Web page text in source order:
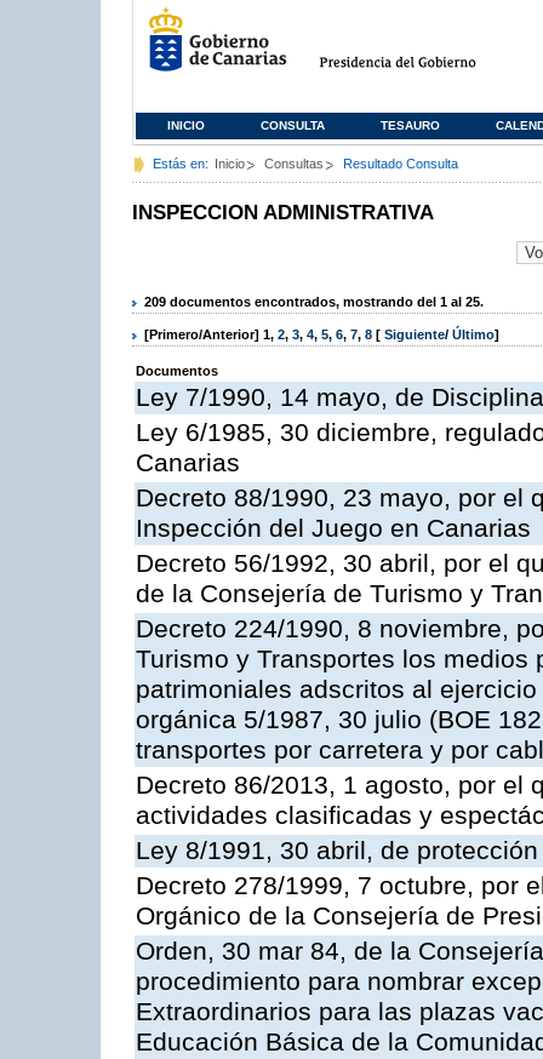
INICIO CONSULTA TESAURO
Estás en: Inicio Consultas Resultado Consulta
INSPECCION ADMINISTRATIVA
209 documentos encontrados, mostrando del 1 al 25.
[Primero/Anterior] 1, 2, 3, 4, 5, 6, 7, 8 [ Siguiente/ Último]
Documentos
Ley 7/1990, 14 mayo, de
Ley 6/1985, 30 diciembre,
Canarias
Decreto 88/1990, 23 mayo, por el
Inspección del Juego en Canarias
Decreto 56/1992, 30 abril, por el
de la Consejería de Turismo y
Decreto 224/1990, 8 noviembre,
Turismo y Transportes los
patrimoniales adscritos al
orgánica 5/1987, 30 julio (BOE
transportes por carretera y por
Decreto 86/2013, 1 agosto, por el
actividades clasificadas y
Ley 8/1991, 30 abril, de
Decreto 278/1999, 7 octubre, por
Orgánico de la Consejería de
Orden, 30 mar 84, de la
procedimiento para nombrar
Extraordinarios para las plazas
Educación Básica de la